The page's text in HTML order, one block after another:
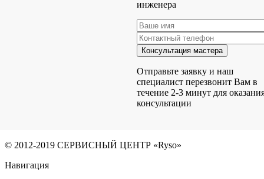
инженера
Отправьте заявку и наш
специалист перезвонит Вам в
течение 2-3 минут для
консультации
© 2012-2019 СЕРВИСНЫЙ ЦЕНТР «Ryso»
Навигация